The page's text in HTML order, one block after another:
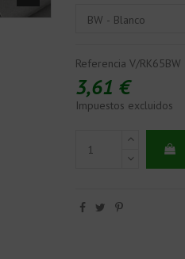
Referencia V/RK65BW
3,61 €
Impuestos excluidos